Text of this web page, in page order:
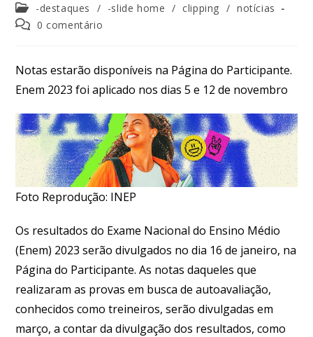
-destaques
/ -slide home / clipping / notícias
0 comentário
Notas estarão disponíveis na Página do Participante.
Enem 2023 foi aplicado nos dias 5 e 12 de novembro
Foto Reprodução: INEP
Os resultados do Exame Nacional do Ensino Médio
(Enem) 2023 serão divulgados no dia 16 de janeiro, na
Página do Participante. As notas daqueles que
realizaram as provas em busca de autoavaliação,
conhecidos como treineiros, serão divulgadas em
março, a contar da divulgação dos resultados, como